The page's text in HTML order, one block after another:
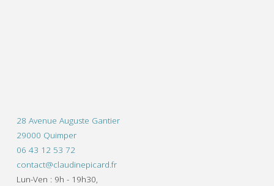
28 Avenue Auguste Gantier
29000 Quimper
06 43 12 53 72
contact@claudinepicard.fr
Lun-Ven : 9h - 19h30,